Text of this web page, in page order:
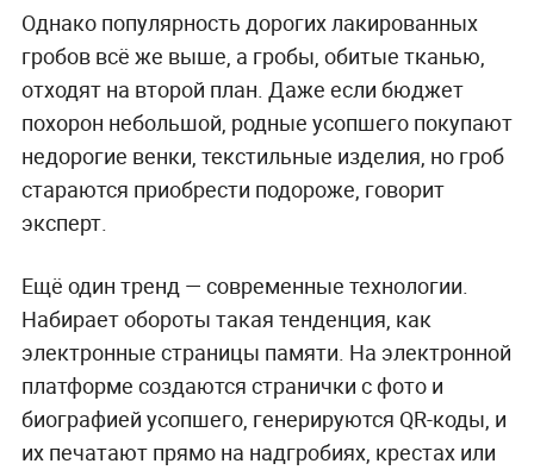
Однако популярность дорогих лакированных
гробов всё же выше, а гробы, обитые тканью,
отходят на второй план. Даже если бюджет
похорон небольшой, родные усопшего покупают
недорогие венки, текстильные изделия, но гроб
стараются приобрести подороже, говорит
эксперт.
Ещё один тренд — современные технологии.
Набирает обороты такая тенденция, как
электронные страницы памяти. На электронной
платформе создаются странички с фото и
биографией усопшего, генерируются QR-коды, и
их печатают прямо на надгробиях, крестах или